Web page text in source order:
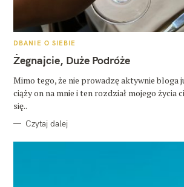
K
T
E
O
R
I
DBANIE O SIEBIE
Żegnajcie, Duże Podróże
Mimo tego, że nie prowadzę aktywnie bloga
ciąży on na mnie i ten rozdział mojego życia
się..
Czytaj dalej